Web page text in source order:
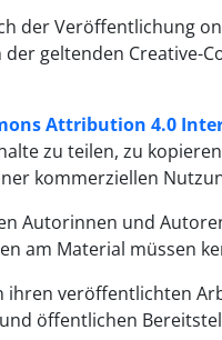
der Veröffentlichung
geltenden Creative-
Attribution 4.0
zu teilen, zu
kommerziellen
Autorinnen und
am Material müssen
veröffentlichten
öffentlichen